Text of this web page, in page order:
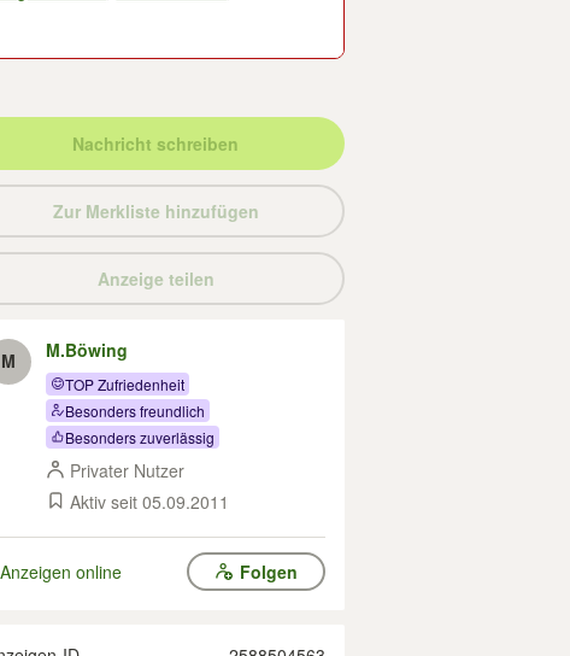
Nachricht schreiben
Zur Merkliste hinzufügen
Anzeige teilen
M M.Böwing
TOP Zufriedenheit
Besonders freundlich
Besonders zuverlässig
Privater Nutzer
Aktiv seit 05.09.2011
online Folgen